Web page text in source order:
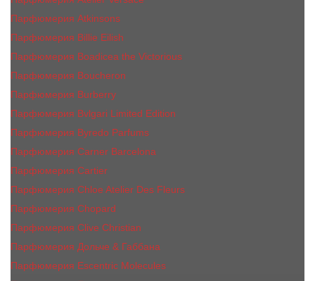
Парфюмерия Atkinsons
Парфюмерия Billie Eilish
Парфюмерия Boadicea the Victorious
Парфюмерия Boucheron
Парфюмерия Burberry
Парфюмерия Bvlgari Limited Edition
Парфюмерия Byredo Parfums
Парфюмерия Carner Barcelona
Парфюмерия Cartier
Парфюмерия Chloe Atelier Des Fleurs
Парфюмерия Сhopard
Парфюмерия Clive Christian
Парфюмерия Дольче & Габбана
Парфюмерия Escentric Molecules